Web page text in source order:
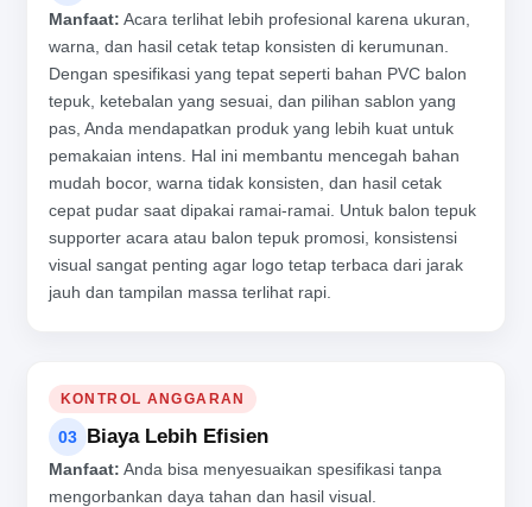
Manfaat: Acara terlihat lebih profesional karena ukuran,
warna, dan hasil cetak tetap konsisten di kerumunan.
Dengan spesifikasi yang tepat seperti bahan PVC balon
tepuk, ketebalan yang sesuai, dan pilihan sablon yang
pas, Anda mendapatkan produk yang lebih kuat untuk
pemakaian intens. Hal ini membantu mencegah bahan
mudah bocor, warna tidak konsisten, dan hasil cetak
cepat pudar saat dipakai ramai-ramai. Untuk balon tepuk
supporter acara atau balon tepuk promosi, konsistensi
visual sangat penting agar logo tetap terbaca dari jarak
jauh dan tampilan massa terlihat rapi.
KONTROL ANGGARAN
03 Biaya Lebih Efisien
Manfaat: Anda bisa menyesuaikan spesifikasi tanpa
mengorbankan daya tahan dan hasil visual.